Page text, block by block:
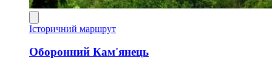
Історичний маршрут
Оборонний Кам'янець